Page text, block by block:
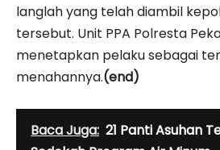
langlah yang telah diambil
tersebut. Unit PPA Polresta
menetapkan pelaku sebagai
menahannya.(end)
Baca Juga: 21 Panti Asuhan